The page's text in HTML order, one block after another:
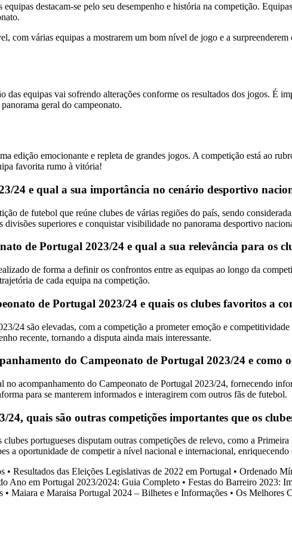
destacam-se pelo seu desempenho e história na competição.
com várias equipas a mostrarem um bom nível de jogo e a
das equipas vai sofrendo alterações conforme os resultados dos jogos. É
geral do campeonato.
edição emocionante e repleta de grandes jogos. A competição está ao
favorita rumo à vitória!
24 e qual a sua importância no cenário desportivo
de futebol que reúne clubes de várias regiões do país, sendo
divisões superiores e conquistar visibilidade no panorama desportivo
de Portugal 2023/24 e qual a sua relevância para os
de forma a definir os confrontos entre as equipas ao longo da
de cada equipa na competição.
de Portugal 2023/24 e quais os clubes favoritos a
24 são elevadas, com a competição a prometer emoção e
recente, tornando a disputa ainda mais interessante.
do Campeonato de Portugal 2023/24 e como
acompanhamento do Campeonato de Portugal 2023/24, fornecendo
para se manterem informados e interagirem com outros fãs de futebol.
quais são outras competições importantes que os
portugueses disputam outras competições de relevo, como a
a oportunidade de competir a nível nacional e internacional,
• Resultados das Eleições Legislativas de 2022 em Portugal • Ordenado
Ano em Portugal 2023/2024: Guia Completo • Festas do Barreiro 2023:
• Maiara e Maraisa Portugal 2024 – Bilhetes e Informações • Os Melhores